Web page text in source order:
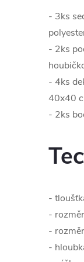
- 3ks
- 2ks
- 4ks
40x40
- 2ks
-
-
-
-